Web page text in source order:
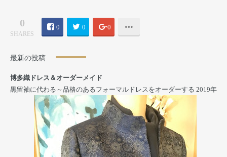
0
SHARES
0 0 0
最新の投稿
博多織ドレス＆オーダーメイド
黒留袖に代わる～品格のあるフォーマルドレスをオーダーする 2019年